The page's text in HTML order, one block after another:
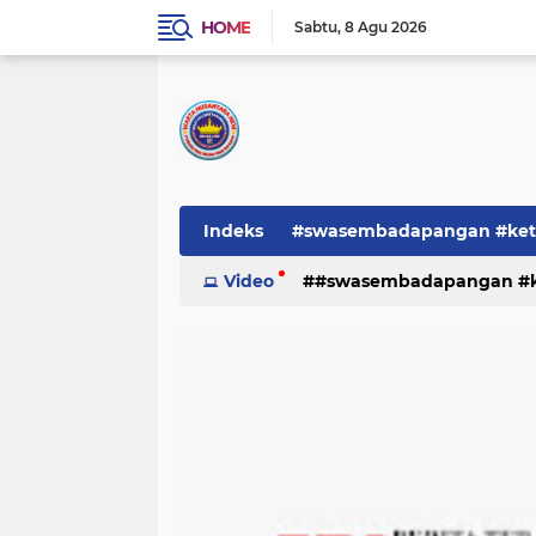
HOME Sabtu 8 Agu 2026
Indeks #swasembadapangan
Pemerintah PEMERINTAHAN
Video #swasembadapangan